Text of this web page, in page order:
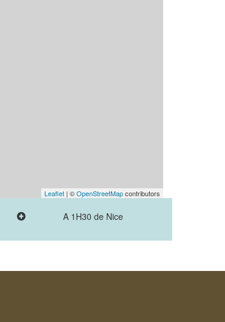
Leaflet | ©OpenStreetMapcontributors
A 1H30 de Nice